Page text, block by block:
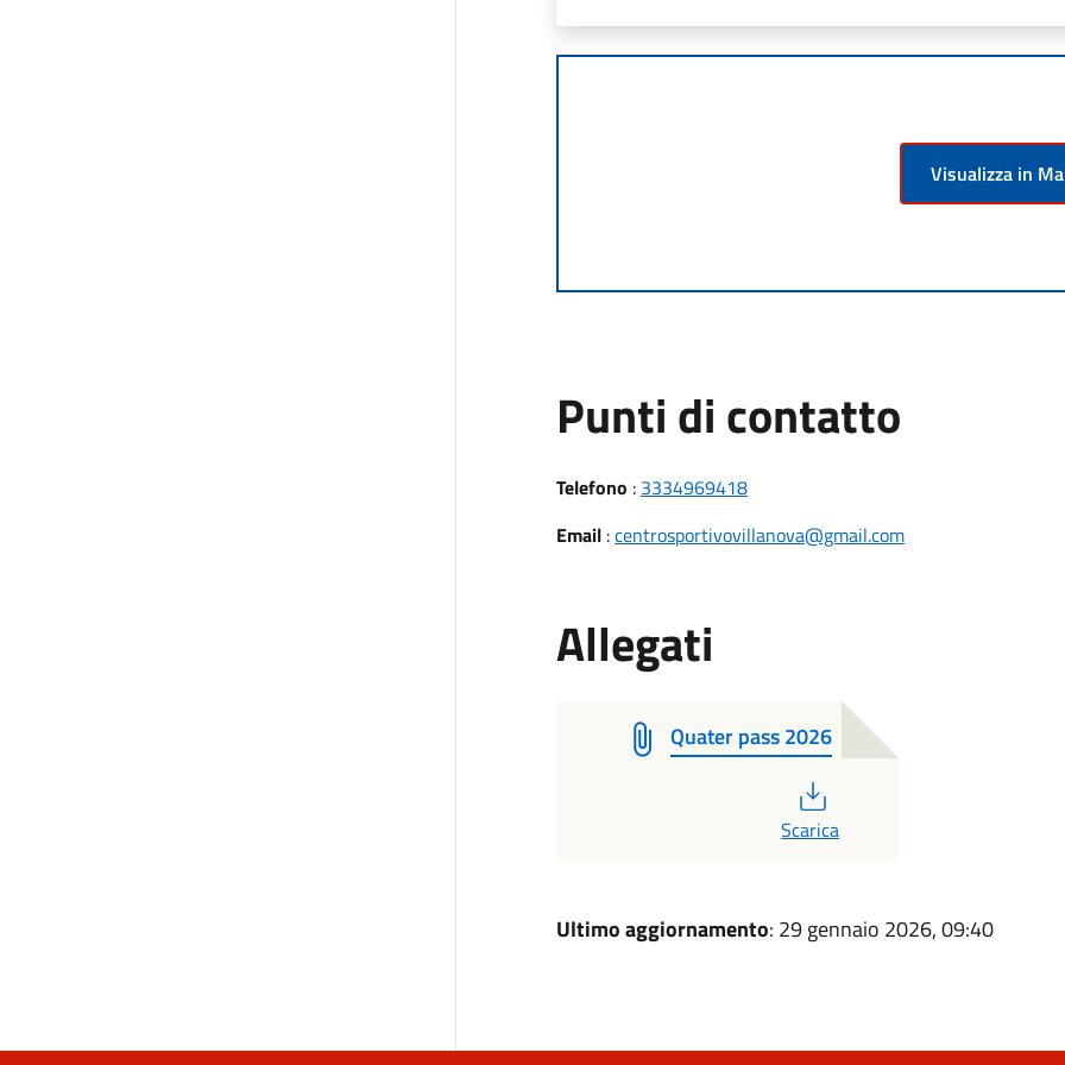
Visualizza in
Punti di contatto
Telefono : 3334969418
Email:centrosportivovillanova@gmail.com
Allegati
Quater pass 2026
Scarica
Ultimo aggiornamento: 29 gennaio 2026, 09:40